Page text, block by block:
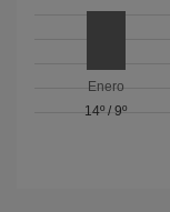
Enero
14º /9º